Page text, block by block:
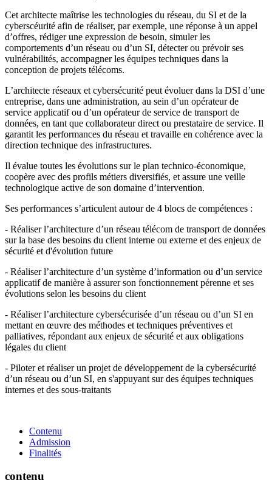
Cet architecte maîtrise les technologies du réseau, du SI et de la
cyberscéurité afin de réaliser, par exemple, une réponse à un appel
d’offres, rédiger une expression de besoin, simuler les
comportements d’un réseau ou d’un SI, détecter ou prévoir ses
vulnérabilités, accompagner les équipes techniques dans la
conception de projets télécoms.
L’architecte réseaux et cybersécurité peut évoluer dans la DSI d’une
entreprise, dans une administration, au sein d’un opérateur de
service applicatif ou d’un opérateur de service de transport de
données, en tant que collaborateur direct ou prestataire de service. Il
garantit les performances du réseau et travaille en cohérence avec la
direction technique des infrastructures.
Il évalue toutes les évolutions sur le plan technico-économique,
coopère avec des profils métiers diversifiés, et assure une veille
technologique active de son domaine d’intervention.
Ses performances s’articulent autour de 4 blocs de compétences :
- Réaliser l’architecture d’un réseau télécom de transport de données
sur la base des besoins du client interne ou externe et des enjeux de
sécurité et d'évolution future
- Réaliser l’architecture d’un système d’information ou d’un service
applicatif de manière à assurer son fonctionnement pérenne et ses
évolutions selon les besoins du client
- Réaliser l’architecture cybersécurisée d’un réseau ou d’un SI en
mettant en œuvre des méthodes et techniques préventives et
palliatives, répondant aux enjeux de sécurité et aux obligations
légales du client
- Piloter et réaliser un projet de développement de la cybersécurité
d’un réseau ou d’un SI, en s'appuyant sur des équipes techniques
internes et des sous-traitants
Contenu
Admission
Finalités
contenu